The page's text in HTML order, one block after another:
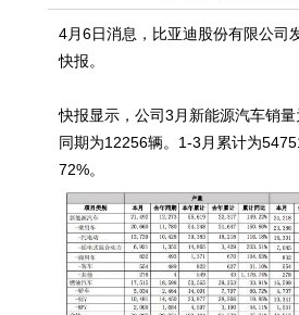
4月6日消息，比亚迪股份有限公司
快报。
快报显示，公司3月新能源汽车销
同期为12256辆。1-3月累计为
72%。